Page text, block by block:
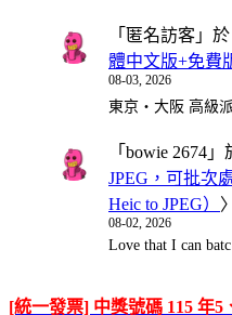
「 匿名訪客 」
體中文版+免費
08-03, 2026
東京・大阪 高級
「 bowie 2674 」
JPEG，可批次
Heic to JPEG）
08-02, 2026
Love that I can
[統一發票] 中獎號碼 115 年5